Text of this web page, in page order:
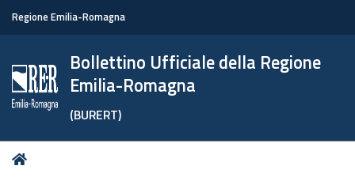
Regione Emilia-Romagna
Bollettino Ufficiale della Regione
Emilia-Romagna
(BURERT)
Tu